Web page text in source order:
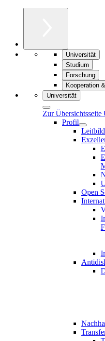
Universität
Studium
Forschung
Kooperation
Universität
Zur Übersichtsseite
Profil
Leitbild
Open